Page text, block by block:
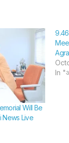
Will Be
News Live
In